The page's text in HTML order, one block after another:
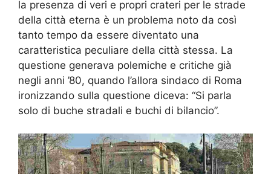
la presenza di veri e propri crateri per le strade
della città eterna è un problema noto da così
tanto tempo da essere diventato una
caratteristica peculiare della città stessa. La
questione generava polemiche e critiche già
negli anni ’80, quando l’allora sindaco di Roma
ironizzando sulla questione diceva: “Si parla
solo di buche stradali e buchi di bilancio”.